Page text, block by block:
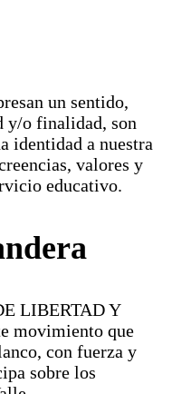
un sentido,
y/o finalidad, son
identidad a nuestra
valores y
educativo.
LIBERTAD Y
movimiento que
con fuerza y
sobre los